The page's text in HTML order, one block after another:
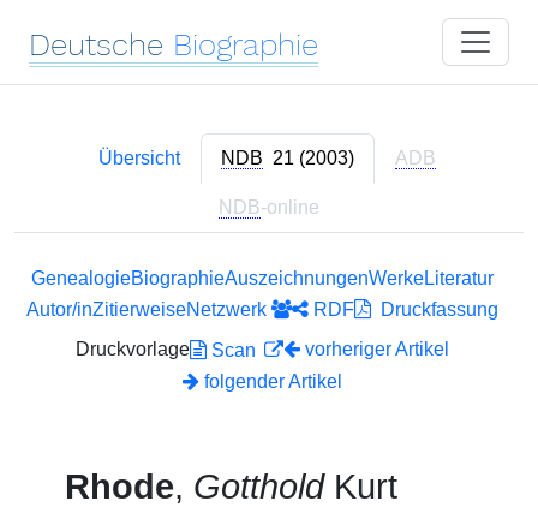
Deutsche Biographie
Übersicht NDB 21 (2003) ADB
NDB-online
GenealogieBiographieAuszeichnungenWerkeLiteratur
Autor/inZitierweiseNetzwerk RDF
Druckfassung
Druckvorlage
Scan
vorheriger Artikel
folgender Artikel
Rhode, GottholdKurt